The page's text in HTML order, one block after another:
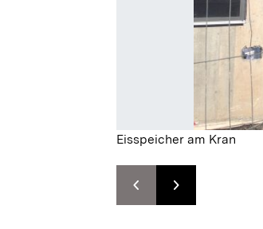
Eisspeicher am Kran
chevron_leftZur vorhergehenden
chevron_rightZur nächsten